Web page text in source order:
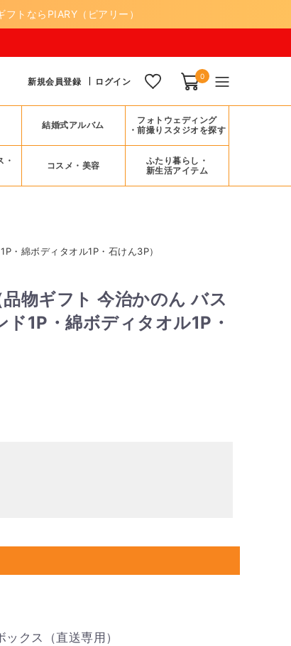
トならPIARY（ピアリー）
新規会員登録 ログイン 0
結婚式アルバム
フォトウェディング
・前撮りスタジオを探す
・
コスメ・美容
ふたり暮らし・
新生活アイテム
・綿ボディタオル1P・石けん3P）
物ギフト 今治かのん バス
1P・綿ボディタオル1P・
ックス（直送専用）